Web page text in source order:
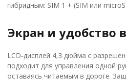
гибридным: SIM 1 + (SIM или
Экран и удобство
LCD-дисплей 4,3 дюйма с
подходит для управления одной
оставаясь читаемым в дороге.